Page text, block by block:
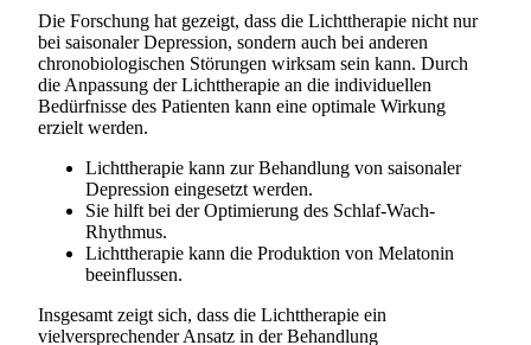
Die Forschung hat gezeigt, dass die Lichttherapie nicht nur
bei saisonaler Depression, sondern auch bei anderen
chronobiologischen Störungen wirksam sein kann. Durch
die Anpassung der Lichttherapie an die individuellen
Bedürfnisse des Patienten kann eine optimale Wirkung
erzielt werden.
Lichttherapie kann zur Behandlung von saisonaler
Depression eingesetzt werden.
Sie hilft bei der Optimierung des Schlaf-Wach-
Rhythmus.
Lichttherapie kann die Produktion von Melatonin
beeinflussen.
Insgesamt zeigt sich, dass die Lichttherapie ein
vielversprechender Ansatz in der Behandlung